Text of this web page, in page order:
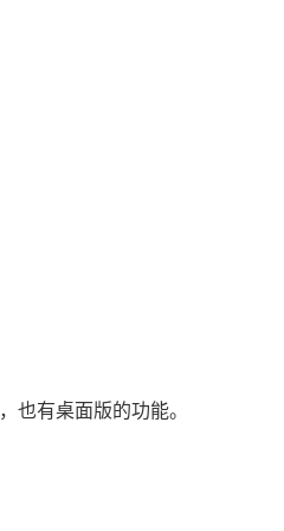
，也有桌面版的功能。